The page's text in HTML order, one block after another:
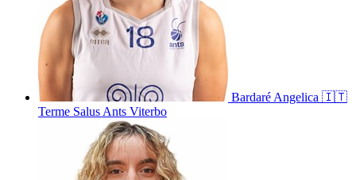
Bardaré Angelica 🇮🇹
Terme Salus Ants Viterbo